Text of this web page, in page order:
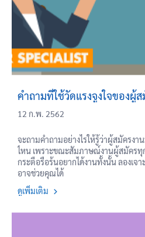
คำถามที่ใช้วัดแรงจูงใจของผู้
12 ก.พ. 2562
จะถามคำถามอย่างไรให้รู้ว่าผู้สมัครงา
ไหน เพราะขณะสัมภาษณ์งานผู้สมัครทุ
กระตือรือร้นอยากได้งานทั้งนั้น ลองเจ
อาจช่วยคุณได้
ดูเพิ่มเติม